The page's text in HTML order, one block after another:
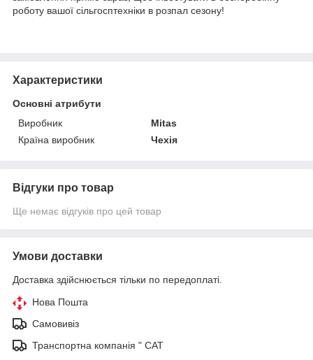
роботу вашої сільгосптехніки в розпал сезону!
Характеристики
Основні атрибути
Виробник
Mitas
Країна виробник
Чехія
Відгуки про товар
Ще немає відгуків про цей товар
Умови доставки
Доставка здійснюється тільки по передоплаті.
Нова Пошта
Самовивіз
Транспортна компанія " САТ